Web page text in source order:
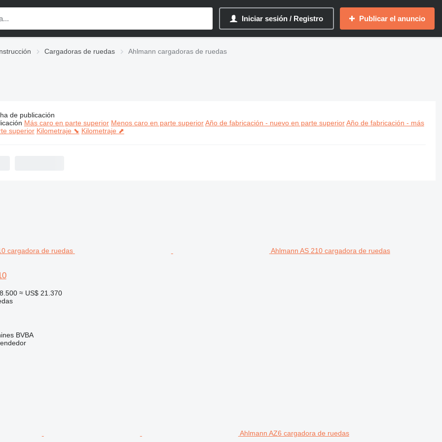
Iniciar sesión / Registro Publicar el anuncio
Cargadoras de ruedas Ahlmann cargadoras de ruedas
Ahlmann cargadoras de ruedas
de publicación
Más caro en parte superior Menos caro en parte superior Año de fabricación - nuevo en parte superior Año de fabricación - más
superior Kilometraje ⬊ Kilometraje ⬈
Ahlmann AS 210 cargadora de ruedas
≈ US$ 21.370
BVBA
Ahlmann AZ6 cargadora de ruedas